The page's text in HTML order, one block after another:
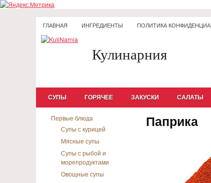
ГЛАВНАЯ ИНГРЕДИЕНТЫ ПОЛИТИКА
Кулинарния
СУПЫ ГОРЯЧЕЕ ЗАКУСКИ САЛАТЫ
Первые блюда
Супы с курицей
Мясные супы
Супы с рыбой и
морепродуктами
Овощные супы
Паприка